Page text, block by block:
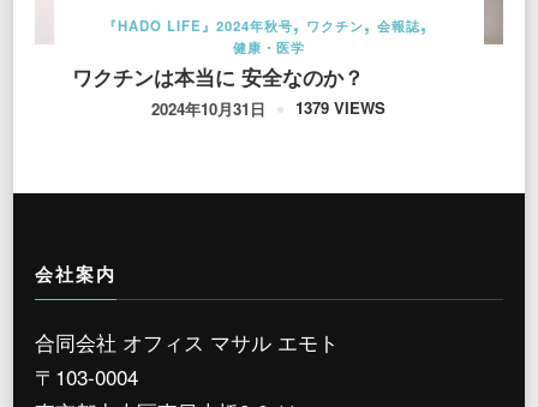
『HADO LIFE』2024年秋号 ワクチン
会報誌
健康・医学
ワクチンは本当に 安全なのか？
2024年10月31日 1379 VIEWS
会社案内
合同会社 オフィス マサル エモト
〒103-0004